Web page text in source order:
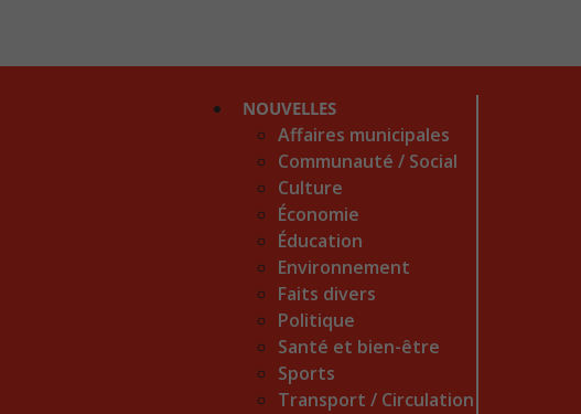
NOUVELLES
Affaires municipales
Communauté / Social
Culture
Économie
Éducation
Environnement
Faits divers
Politique
Santé et bien-être
Sports
Transport / Circulation